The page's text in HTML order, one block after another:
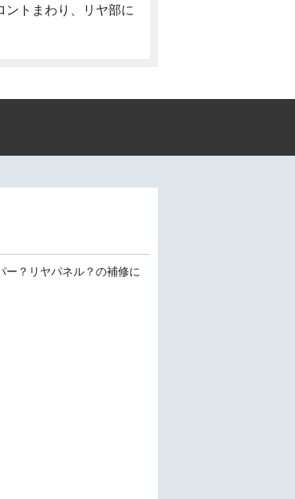
ントまわり、リヤ部に
ー？リヤパネル？の補修に